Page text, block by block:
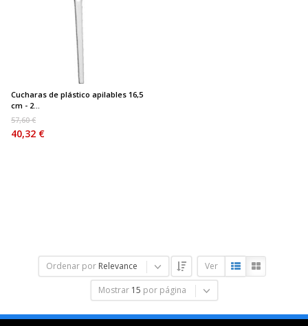
Cucharas de plástico apilables 16,5
cm - 2...
57,60 €
40,32 €
Ordenar por Relevance Ver
Mostrar 15 por página